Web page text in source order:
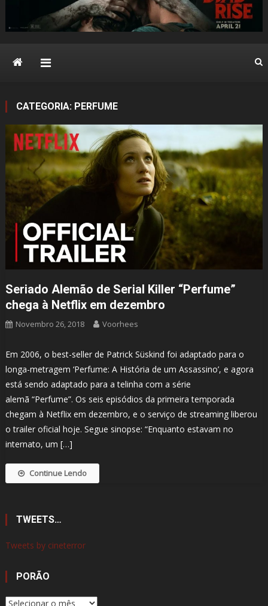
CATEGORIA: PERFUME
Seriado Alemão de Serial Killer “Perfume”
chega à Netflix em dezembro
Novembro 26, 2018 Voorhees
Em 2006, o best-seller de Patrick Süskind foi adaptado para o
longa-metragem ‘Perfume: A História de um Assassino’, e agora
está sendo adaptado para a telinha com a série
alemã “Perfume”. Os seis episódios da primeira temporada
chegam à Netflix em dezembro, e o serviço de streaming liberou
o trailer oficial hoje. Segue sinopse: “Enquanto estavam no
internato, um […]
Continue Lendo
TWEETS…
Tweets by cineterror
PORÃO
Porão